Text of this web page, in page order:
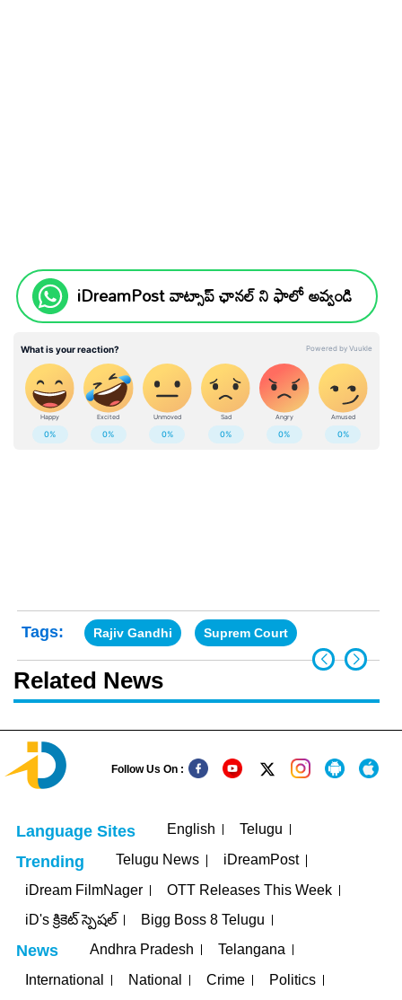
iDreamPost వాట్సాప్ ఛానల్ ని ఫాలో అవ్వండి
Tags: Rajiv Gandhi Suprem Court
Related News
Follow Us On :
Language Sites English Telugu
Trending Telugu News
iDreamPost
iDream FilmNager
OTT Releases This Week
iD's క్రికెట్ స్పెషల్
Bigg Boss 8 Telugu
News Andhra Pradesh
Telangana
International
National Crime Politics